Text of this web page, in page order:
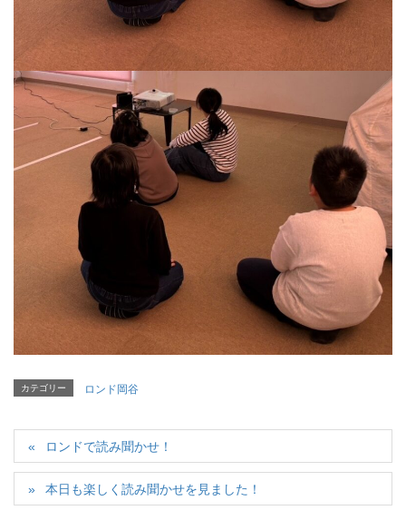
カテゴリー ロンド岡谷
ロンドで読み聞かせ！
本日も楽しく読み聞かせを見ました！